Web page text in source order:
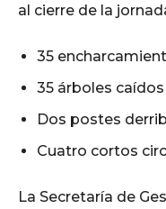
al cierre de la
35
35 árboles caídos
Dos postes
Cuatro cortos
La Secretaría de